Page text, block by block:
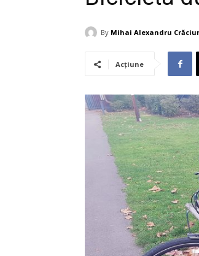
By Mihai Alexandru
Acțiune